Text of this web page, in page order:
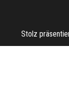
Stolz